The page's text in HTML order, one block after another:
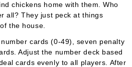
chickens home with them. Who
all? They just peck at things
the house.
cards (0-49), seven penalty
Adjust the number deck based
cards evenly to all players. After